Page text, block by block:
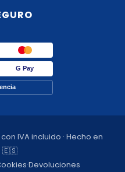
G Pay
IVA incluido · Hecho en
🇪🇸
·Devoluciones